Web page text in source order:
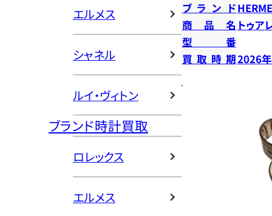
エルメス
シャネル
ルイ・ヴィトン
ブランド時計買取
ロレックス
エルメス
ブランド
商品名 トゥ
型番
買取時期2026